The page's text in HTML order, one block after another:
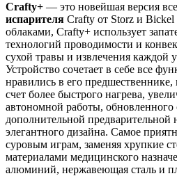
Crafty+ — это новейшая версия
испарителя Crafty от Storz и Bickel
облаками, Crafty+ использует
технологий проводимости и
сухой травы и извлечения каждой
Устройство сочетает в себе все
нравились в его
счет более быстрого нагрева,
автономной работы, обновленного
дополнительной предварительной
элегантного дизайна. Самое
суровым играм, заменяя хрупкие
материалами медицинского
алюминий, нержавеющая сталь и